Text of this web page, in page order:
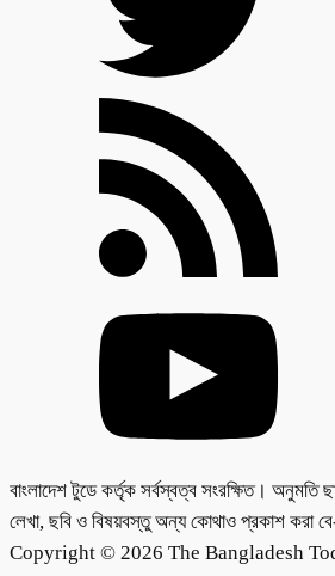
বাংলাদেশ টুডে কর্তৃক সর্বস্বত্ব সংরক্ষিত। অনুমতি
লেখা, ছবি ও বিষয়বস্তু অন্য কোথাও প্রকাশ করা
Copyright © 2026 The Bangladesh